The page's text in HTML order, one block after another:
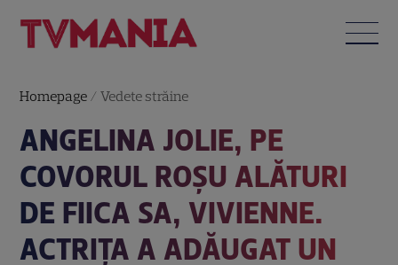
Homepage /Vedete străine
ANGELINA JOLIE, PE
COVORUL ROȘU ALĂTURI
DE FIICA SA, VIVIENNE.
ACTRIȚA A ADĂUGAT UN